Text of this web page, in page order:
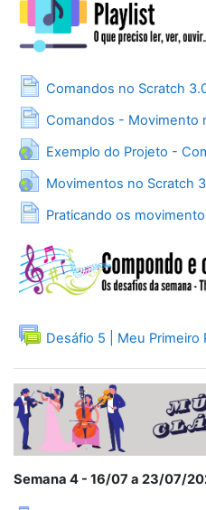
Comandos no Scratch
Comandos - Movimento
Exemplo do Projeto -
Movimentos no Scratch
Praticando os
Desáfio 5 | Meu Primeiro
Semana 4 - 16/07 a 23/07/